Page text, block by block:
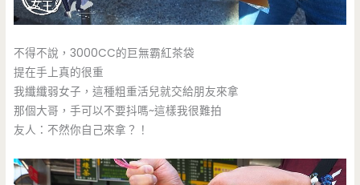
不得不說，3000CC的巨無霸紅茶袋
提在手上真的很重
我纖纖弱女子，這種粗重活兒就交給朋友來拿
那個大哥，手可以不要抖嗎~這樣我很難拍
友人：不然你自己來拿？！